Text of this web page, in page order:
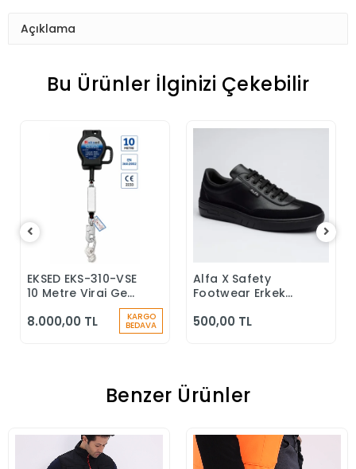
Açıklama
Bu Ürünler İlginizi Çekebilir
Sepete Ekle
EKSED EKS-310-VSE
10 Metre Viraj Geri
Durdurucu
8.000,00 TL KARGO
BEDAVA
Sepete Ekle
Alfa X Safety
Footwear Erkek
Klasik Ayakkabı
500,00 TL
Benzer Ürünler